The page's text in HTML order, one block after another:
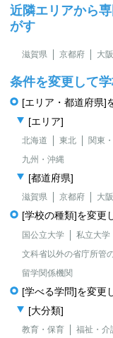
近隣エリアから
がす
滋賀県 京都府 大
条件を変更して
[エリア・都道府県]
[エリア]
北海道 東北 関東
九州・沖縄
[都道府県]
滋賀県 京都府 大
[学校の種類]を変更
国公立大学 私立大学
文科省以外の省庁所管
留学関係機関
[学べる学問]を変更
[大分類]
教育・保育 福祉・介